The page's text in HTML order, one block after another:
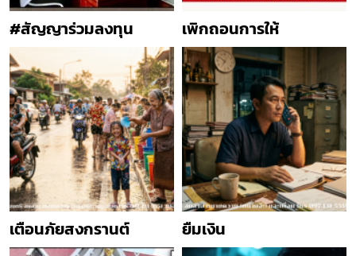
#สัญญาร่วมลงทุน เพิกถอนการให้
เตือนภัยสงกรานต์ ยืมเงิน